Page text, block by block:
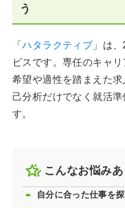
う
「ハタラクティブ 」は
ビスです。専任のキャ
希望や適性を踏まえた
己分析だけでなく就活
す。
こんなお悩み
自分に合った仕事を